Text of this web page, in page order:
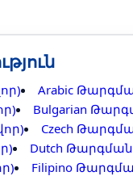
Arabic
Bulgarian
Czech
Dutch
Filipino